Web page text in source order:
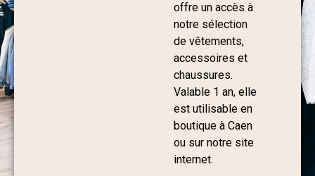
offre un accès à
notre sélection
de vêtements,
accessoires et
chaussures.
Valable 1 an, elle
est utilisable en
boutique à Caen
ou sur notre site
internet.